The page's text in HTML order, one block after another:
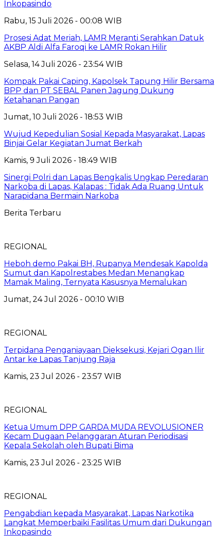
Inkopasindo
Rabu, 15 Juli 2026 - 00:08 WIB
Prosesi Adat Meriah, LAMR Meranti Serahkan Datuk
AKBP Aldi Alfa Faroqi ke LAMR Rokan Hilir
Selasa, 14 Juli 2026 - 23:54 WIB
Kompak Pakai Caping, Kapolsek Tapung Hilir Bersama
BPP dan PT SEBAL Panen Jagung Dukung
Ketahanan Pangan
Jumat, 10 Juli 2026 - 18:53 WIB
Wujud Kepedulian Sosial Kepada Masyarakat, Lapas
Binjai Gelar Kegiatan Jumat Berkah
Kamis, 9 Juli 2026 - 18:49 WIB
Sinergi Polri dan Lapas Bengkalis Ungkap Peredaran
Narkoba di Lapas, Kalapas : Tidak Ada Ruang Untuk
Narapidana Bermain Narkoba
Berita Terbaru
REGIONAL
Heboh demo Pakai BH, Rupanya Mendesak Kapolda
Sumut dan Kapolrestabes Medan Menangkap
Mamak Maling, Ternyata Kasusnya Memalukan
Jumat, 24 Jul 2026 - 00:10 WIB
REGIONAL
Terpidana Penganiayaan Dieksekusi, Kejari Ogan Ilir
Antar ke Lapas Tanjung Raja
Kamis, 23 Jul 2026 - 23:57 WIB
REGIONAL
Ketua Umum DPP GARDA MUDA REVOLUSIONER
Kecam Dugaan Pelanggaran Aturan Periodisasi
Kepala Sekolah oleh Bupati Bima
Kamis, 23 Jul 2026 - 23:25 WIB
REGIONAL
Pengabdian kepada Masyarakat, Lapas Narkotika
Langkat Memperbaiki Fasilitas Umum dari Dukungan
Inkopasindo